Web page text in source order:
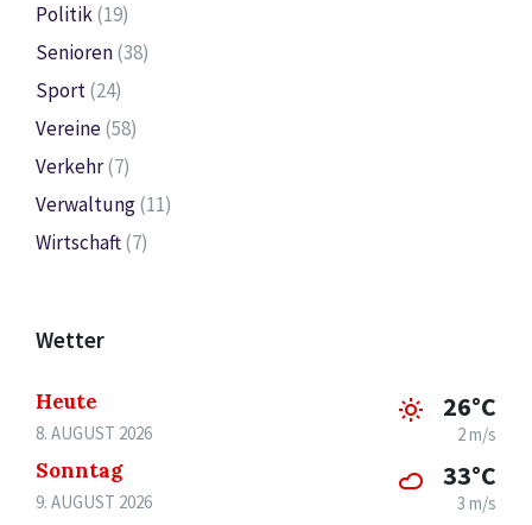
Politik(19)
Senioren(38)
Sport(24)
Vereine(58)
Verkehr(7)
Verwaltung(11)
Wirtschaft(7)
Wetter
Heute
8. AUGUST 2026
26°C
2 m/s
Sonntag
9. AUGUST 2026
33°C
3 m/s